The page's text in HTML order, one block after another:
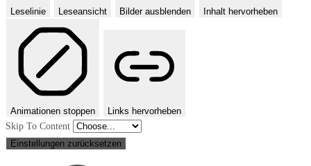
Leselinie Leseansicht Bilder ausblenden Inhalt hervorheben
Animationen stoppen
Links hervorheben
Skip To Content
Einstellungen zurücksetzen